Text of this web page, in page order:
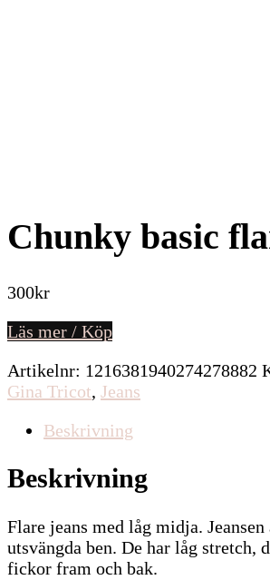
Chunky basic
300kr
Läs mer / Köp
Artikelnr: 1216381940274278882
Gina Tricot, Jeans
Beskrivning
Beskrivning
Flare jeans med låg midja. Jeansen
utsvängda ben. De har låg stretch,
fickor fram och bak.